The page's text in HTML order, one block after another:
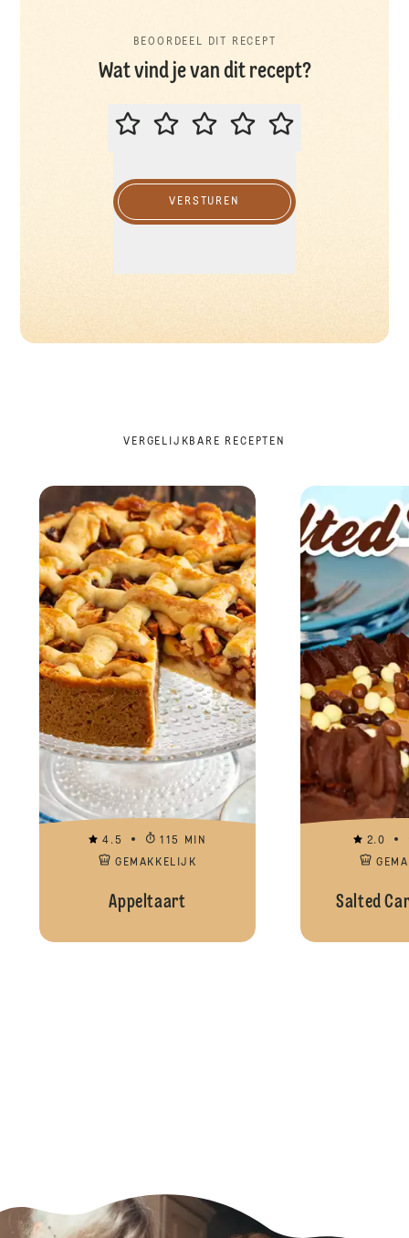
BEOORDEEL DIT RECEPT
Wat vind je van dit recept?
BEOORDEEL DIT RECEPT
VERSTUREN
VERGELIJKBARE RECEPTEN
4.5
115 MIN
GEMAKKELIJK
Appeltaart
2.0
Salted